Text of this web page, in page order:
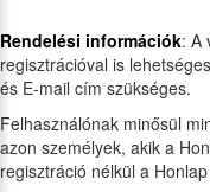
Rendelési információk: A
regisztrációval is
és E-mail cím szükséges.
Felhasználónak minősül
azon személyek, akik a
regisztráció nélkül a